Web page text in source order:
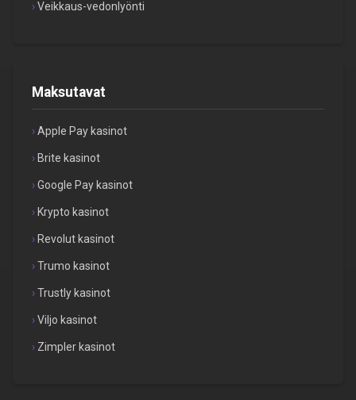
Veikkaus-vedonlyönti
Maksutavat
Apple Pay kasinot
Brite kasinot
Google Pay kasinot
Krypto kasinot
Revolut kasinot
Trumo kasinot
Trustly kasinot
Viljo kasinot
Zimpler kasinot